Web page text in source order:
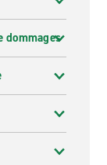
dommages